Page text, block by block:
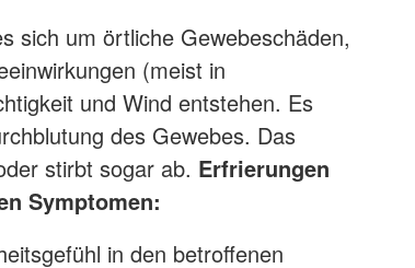
sich um örtliche Gewebeschäden,
(meist in
und Wind entstehen. Es
des Gewebes. Das
stirbt sogar ab. Erfrierungen
Symptomen:
in den betroffenen